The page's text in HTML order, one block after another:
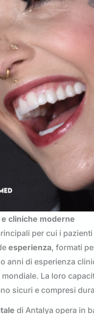
cliniche moderne
per cui i
esperienza, formati
anni di esperienza
mondiale. La loro
sicuri e compresi
di Antalya opera in